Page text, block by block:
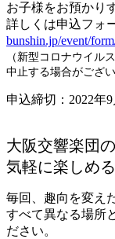
お子様をお預かり
詳しくは申込フォ
bunshin.jp/event/
（新型コロナウイル
中止する場合がござ
申込締切：2022年9
大阪交響楽団
気軽に楽しめ
毎回、趣向を変え
すべて異なる場所
ださい。